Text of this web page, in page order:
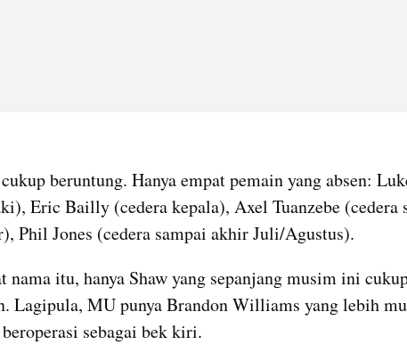
beruntung. Hanya empat pemain yang absen:
Eric Bailly (cedera kepala), Axel Tuanzebe (cedera
Phil Jones (cedera sampai akhir Juli/Agustus).
nama itu, hanya Shaw yang sepanjang musim ini
Lagipula, MU punya Brandon Williams yang lebih
sebagai bek kiri.